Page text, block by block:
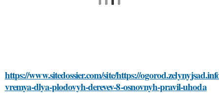
https://www.sitedossier.com/site/https://
vremya-dlya-plodovyh-derevev-8-osnovnyh-pravil-uhoda